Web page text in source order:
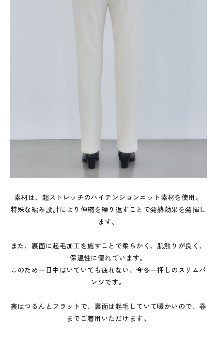
素材は、超ストレッチのハイテンションニット素材を使用。
特殊な編み設計により伸縮を繰り返すことで発熱効果を発揮し
ます。
また、裏面に起毛加工を施すことで柔らかく、肌触りが良く、
保温性に優れています。
このため一日中はいていても疲れない、今冬一押しのスリムパ
ンツです。
表はつるんとフラットで、裏面は起毛していて暖かいので、春
までご着用いただけます。